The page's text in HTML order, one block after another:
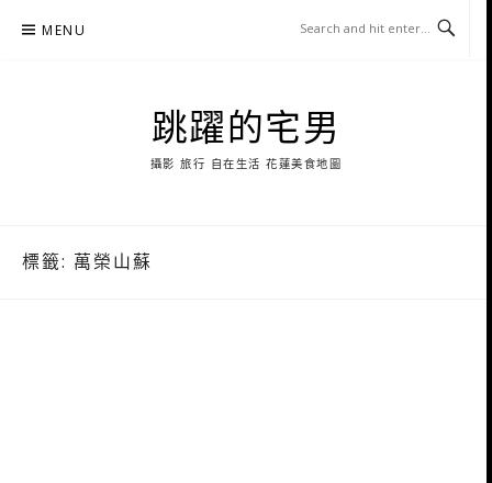
MENU
跳躍的宅男
攝影 旅行 自在生活 花蓮美食地圖
標籤: 萬榮山蘇